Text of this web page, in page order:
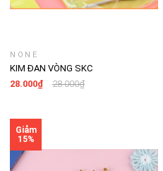
NONE
KIM ĐAN VÒNG SKC
28.000₫
28.000₫